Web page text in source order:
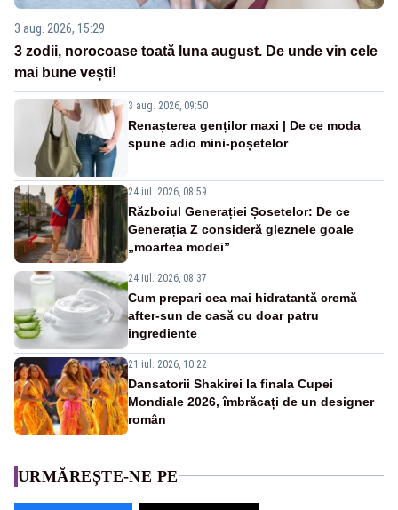
3 aug. 2026, 15:29
3 zodii, norocoase toată luna august. De unde vin cele
mai bune vești!
3 aug. 2026, 09:50
Renașterea genților maxi | De ce moda
spune adio mini-poșetelor
24 iul. 2026, 08:59
Războiul Generației Șosetelor: De ce
Generația Z consideră gleznele goale
„moartea modei”
24 iul. 2026, 08:37
Cum prepari cea mai hidratantă cremă
after-sun de casă cu doar patru
ingrediente
21 iul. 2026, 10:22
Dansatorii Shakirei la finala Cupei
Mondiale 2026, îmbrăcați de un designer
român
URMĂREȘTE-NE PE